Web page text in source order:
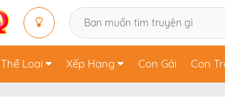
Thể Loại Xếp Hạng Con Gái Con